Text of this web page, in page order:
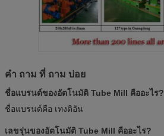
คํา ถาม ที่ ถาม บ่อย
ชื่อแบรนด์ของอัตโนมัติ Tube Mill คืออะไร?
ชื่อแบรนด์คือ เทงติอัน
เลขรุ่นของอัตโนมัติ Tube Mill คืออะไร?